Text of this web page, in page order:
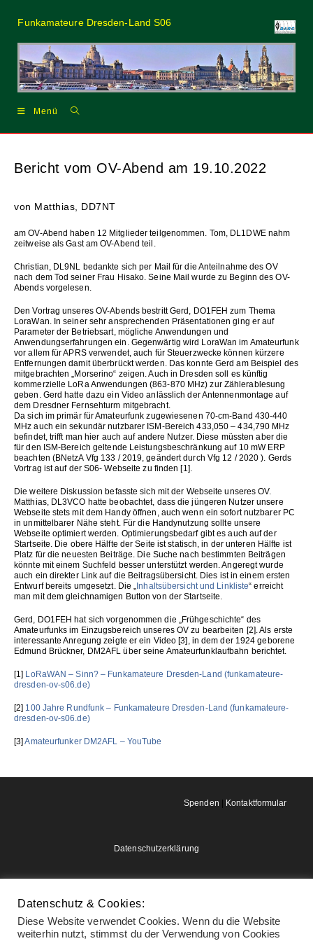
InhaltFunkamateure Dresden-Land S06
Menü
Bericht vom OV-Abend am 19.10.2022
von Matthias, DD7NT
am OV-Abend haben 12 Mitglieder teilgenommen. Tom, DL1DWE nahm
zeitweise als Gast am OV-Abend teil.
Christian, DL9NL bedankte sich per Mail für die Anteilnahme des OV
nach dem Tod seiner Frau Hisako. Seine Mail wurde zu Beginn des OV-
Abends vorgelesen.
Den Vortrag unseres OV-Abends bestritt Gerd, DO1FEH zum Thema
LoraWan. In seiner sehr ansprechenden Präsentationen ging er auf
Parameter der Betriebsart, mögliche Anwendungen und
Anwendungserfahrungen ein. Gegenwärtig wird LoraWan im Amateurfunk
vor allem für APRS verwendet, auch für Steuerzwecke können kürzere
Entfernungen damit überbrückt werden. Das konnte Gerd am Beispiel des
mitgebrachten „Morserino“ zeigen. Auch in Dresden soll es künftig
kommerzielle LoRa Anwendungen (863-870 MHz) zur Zählerablesung
geben. Gerd hatte dazu ein Video anlässlich der Antennenmontage auf
dem Dresdner Fernsehturm mitgebracht.
Da sich im primär für Amateurfunk zugewiesenen 70-cm-Band 430-440
MHz auch ein sekundär nutzbarer ISM-Bereich 433,050 – 434,790 MHz
befindet, trifft man hier auch auf andere Nutzer. Diese müssten aber die
für den ISM-Bereich geltende Leistungsbeschränkung auf 10 mW ERP
beachten (BNetzA Vfg 133 / 2019, geändert durch Vfg 12 / 2020 ). Gerds
Vortrag ist auf der S06- Webseite zu finden [1].
Die weitere Diskussion befasste sich mit der Webseite unseres OV.
Matthias, DL3VCO hatte beobachtet, dass die jüngeren Nutzer unsere
Webseite stets mit dem Handy öffnen, auch wenn ein sofort nutzbarer PC
in unmittelbarer Nähe steht. Für die Handynutzung sollte unsere
Webseite optimiert werden. Optimierungsbedarf gibt es auch auf der
Startseite. Die obere Hälfte der Seite ist statisch, in der unteren Hälfte ist
Platz für die neuesten Beiträge. Die Suche nach bestimmten Beiträgen
könnte mit einem Suchfeld besser unterstützt werden. Angeregt wurde
auch ein direkter Link auf die Beitragsübersicht. Dies ist in einem ersten
Entwurf bereits umgesetzt. Die „ Inhaltsübersicht und Linkliste“ erreicht
man mit dem gleichnamigen Button von der Startseite.
Gerd, DO1FEH hat sich vorgenommen die „Frühgeschichte“ des
Amateurfunks im Einzugsbereich unseres OV zu bearbeiten [2]. Als erste
interessante Anregung zeigte er ein Video [3], in dem der 1924 geborene
Edmund Brückner, DM2AFL über seine Amateurfunklaufbahn berichtet.
[1] LoRaWAN – Sinn? – Funkamateure Dresden-Land (funkamateure-
dresden-ov-s06.de)
[2] 100 Jahre Rundfunk – Funkamateure Dresden-Land (funkamateure-
dresden-ov-s06.de)
[3]Amateurfunker DM2AFL – YouTube
Spenden Kontaktformular
Datenschutzerklärung
Datenschutz & Cookies:
Diese Website verwendet Cookies. Wenn du die Website
weiterhin nutzt, stimmst du der Verwendung von Cookies